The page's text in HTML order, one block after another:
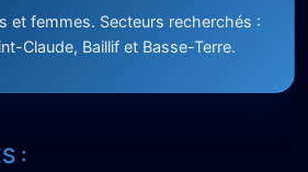
et femmes. Secteurs recherchés :
Claude, Baillif et Basse-Terre.
: